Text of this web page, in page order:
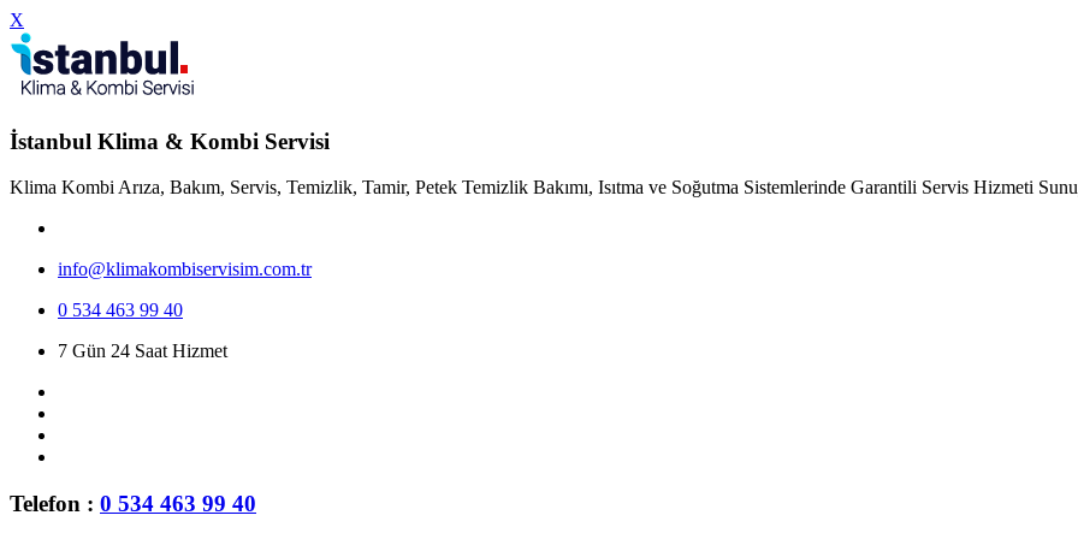
X
İstanbul Klima & Kombi Servisi
Klima Kombi Arıza, Bakım, Servis, Temizlik, Tamir, Petek Temizlik Bakımı, Isıtma ve Soğutma Sistemlerinde Garantili Servis Hizmeti
info@klimakombiservisim.com.tr
0 534 463 99 40
7 Gün 24 Saat Hizmet
Telefon : 0 534 463 99 40